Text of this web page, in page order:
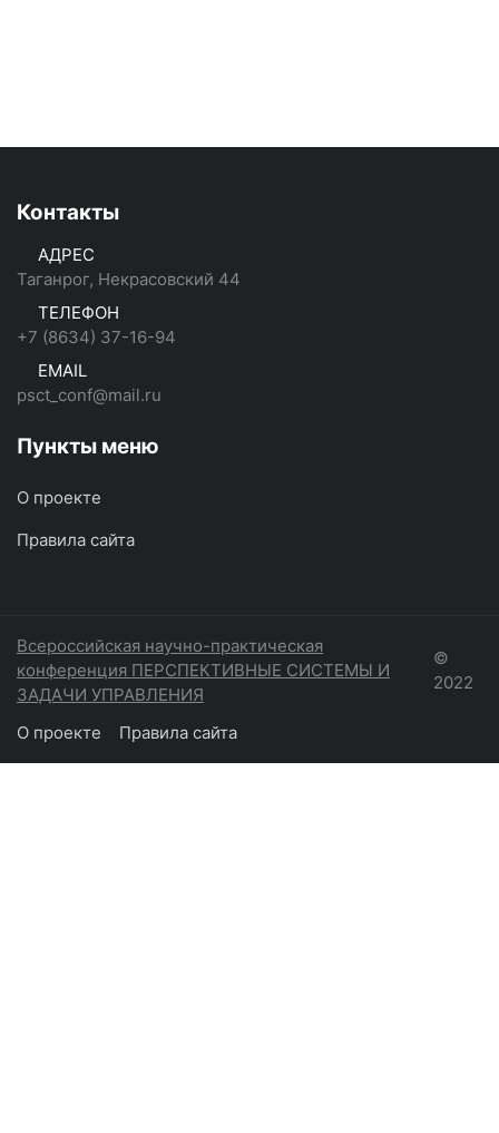
Контакты
АДРЕС
Таганрог, Некрасовский 44
ТЕЛЕФОН
+7 (8634) 37-16-94
EMAIL
psct_conf@mail.ru
Пункты меню
О проекте
Правила сайта
Всероссийская научно-практическая
конференция ПЕРСПЕКТИВНЫЕ СИСТЕМЫ И
ЗАДАЧИ УПРАВЛЕНИЯ
©
2022
О проекте Правила сайта